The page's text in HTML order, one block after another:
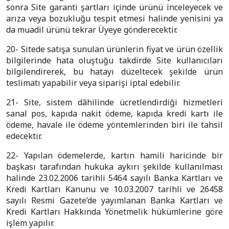
sonra Site garanti şartları içinde ürünü inceleyecek ve
arıza veya bozukluğu tespit etmesi halinde yenisini ya
da muadil ürünü tekrar Üyeye gönderecektir.
20- Sitede satışa sunulan ürünlerin fiyat ve ürün özellik
bilgilerinde hata oluştuğu takdirde Site kullanıcıları
bilgilendirerek, bu hatayı düzeltecek şekilde ürün
teslimatı yapabilir veya siparişi iptal edebilir.
21- Site, sistem dâhilinde ücretlendirdiği hizmetleri
sanal pos, kapıda nakit ödeme, kapıda kredi kartı ile
ödeme, havale ile ödeme yöntemlerinden biri ile tahsil
edecektir.
22- Yapılan ödemelerde, kartın hamili haricinde bir
başkası tarafından hukuka aykırı şekilde kullanılması
halinde 23.02.2006 tarihli 5464 sayılı Banka Kartları ve
Kredi Kartları Kanunu ve 10.03.2007 tarihli ve 26458
sayılı Resmi Gazete’de yayımlanan Banka Kartları ve
Kredi Kartları Hakkında Yönetmelik hükümlerine göre
işlem yapılır.